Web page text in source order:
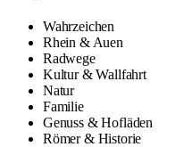
Wahrzeichen
Rhein & Auen
Radwege
Kultur & Wallfahrt
Natur
Familie
Genuss & Hofläden
Römer & Historie